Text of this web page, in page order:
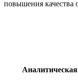
повышения качества